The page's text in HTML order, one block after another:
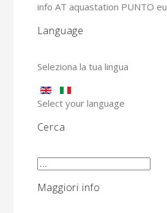
info AT aquastation PUNTO eu
Language
Seleziona la tua lingua
Select your language
Cerca
Maggiori info